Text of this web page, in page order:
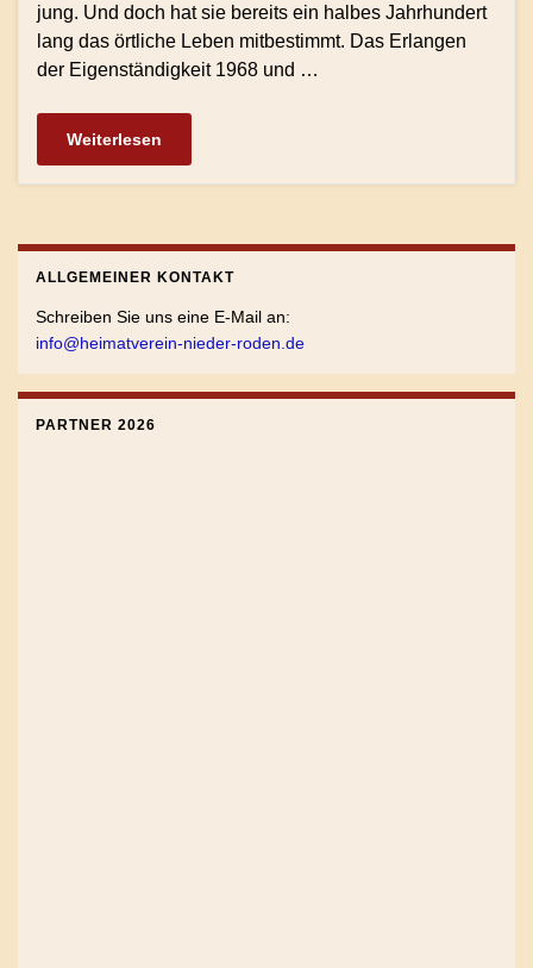
jung. Und doch hat sie bereits ein halbes Jahrhundert
lang das örtliche Leben mitbestimmt. Das Erlangen
der Eigenständigkeit 1968 und …
Weiterlesen
ALLGEMEINER KONTAKT
Schreiben Sie uns eine E-Mail an:
info@heimatverein-nieder-roden.de
PARTNER 2026